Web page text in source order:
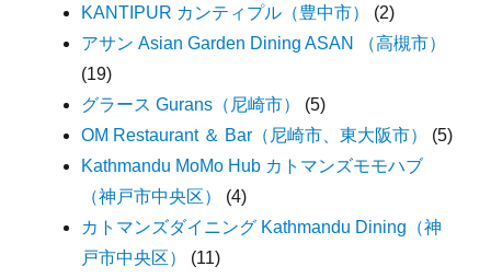
KANTIPUR カンティプル（豊中市）
(2)
アサン Asian Garden Dining ASAN （高槻市）
(19)
グラース Gurans（尼崎市）
(5)
OM Restaurant ＆ Bar（尼崎市、東大阪市）
(5)
Kathmandu MoMo Hub カトマンズモモハブ
（神戸市中央区）
(4)
カトマンズダイニング Kathmandu Dining（神
戸市中央区）
(11)